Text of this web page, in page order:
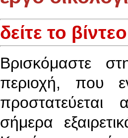
δείτε το βίντεο
Βρισκόμαστε
περιοχή, που
προστατεύεται
σήμερα